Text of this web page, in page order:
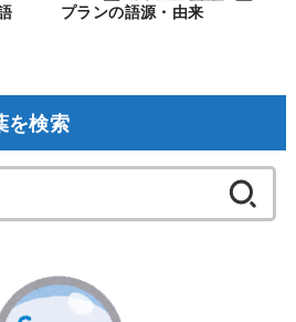
プランの語源・由来
を検索
索: